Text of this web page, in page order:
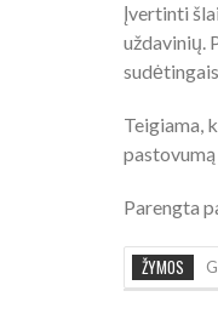
Įvertinti
uždavinių.
Teigiama,
Parengta
ŽYMOS